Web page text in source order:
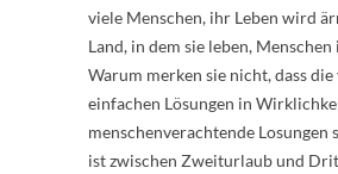
viele Menschen, ihr Leben wird
Land, in dem sie leben,
Warum merken sie nicht, dass
einfachen Lösungen in
menschenverachtende Losungen
ist zwischen Zweiturlaub und